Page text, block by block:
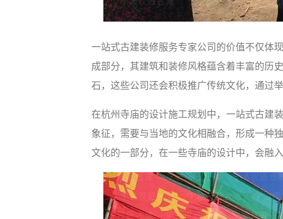
一站式古建装修服务专家公司的价值不仅体
成部分，其建筑和装修风格蕴含着丰富的历
石，这些公司还会积极推广传统文化，通过
在杭州寺庙的设计施工规划中，一站式古建
象征，需要与当地的文化相融合，形成一种
文化的一部分，在一些寺庙的设计中，会融